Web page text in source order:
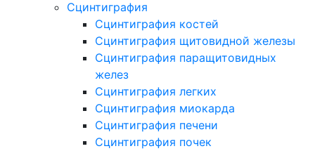
Сцинтиграфия
Сцинтиграфия костей
Сцинтиграфия щитовидной железы
Сцинтиграфия паращитовидных
желез
Сцинтиграфия легких
Сцинтиграфия миокарда
Сцинтиграфия печени
Сцинтиграфия почек